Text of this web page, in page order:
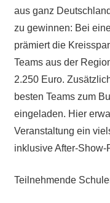
aus ganz
zu gewinnen: Bei
prämiert die
Teams aus der
2.250 Euro.
besten Teams zum
eingeladen. Hier
Veranstaltung ein
inklusive After-Show-
Teilnehmende